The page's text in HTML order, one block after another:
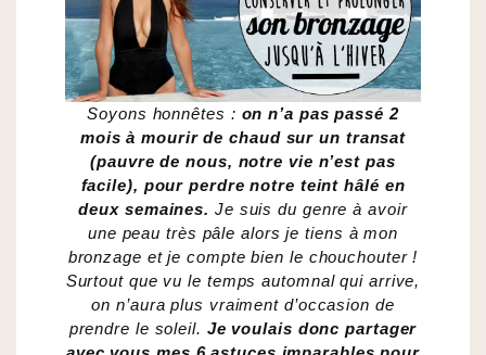
Soyons honnêtes : on n’a pas passé 2
mois à mourir de chaud sur un transat
(pauvre de nous, notre vie n’est pas
facile), pour perdre notre teint hâlé en
deux semaines. Je suis du genre à avoir
une peau très pâle alors je tiens à mon
bronzage et je compte bien le chouchouter !
Surtout que vu le temps automnal qui arrive,
on n’aura plus vraiment d’occasion de
prendre le soleil. Je voulais donc partager